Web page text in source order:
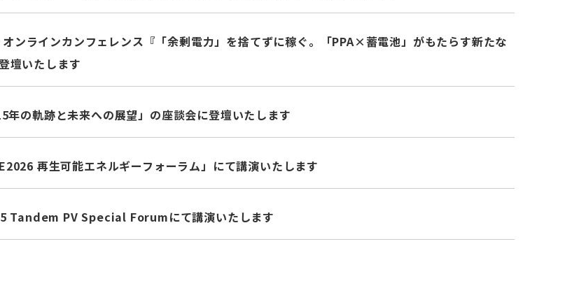
ンラインカンフェレンス『「余剰電力」を捨てずに稼ぐ。「PPA×蓄電池」がもたらす新たな
壇いたします
年の軌跡と未来への展望」の座談会に登壇いたします
再生可能エネルギーフォーラム」にて講演いたします
Tandem PV Special Forumにて講演いたします